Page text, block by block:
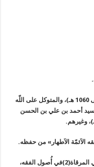
أخذ عن: إبراهيم بن يحيى السُّحولي (المتوفّـى 1060 هـ)، والمتوكل على اللّه
(المتوفّـى 1087هـ)، والسيد أحمد بن علي بن الحسن
الاَئمّة الاَطهار» من حفظه.
صنّف كتباً، منها: الدرر المنتقاة في شرح معاني المرقاة(2)في أُصول الفقه،